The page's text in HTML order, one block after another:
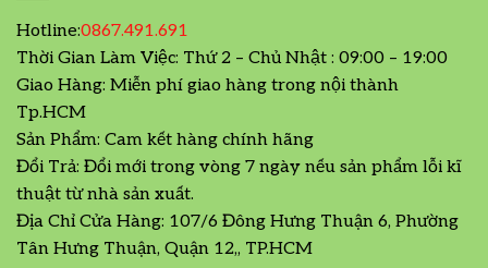
Hotline:0867.491.691
Thời Gian Làm Việc: Thứ 2 – Chủ Nhật : 09:00 – 19:00
Giao Hàng: Miễn phí giao hàng trong nội thành
Tp.HCM
Sản Phẩm: Cam kết hàng chính hãng
Đổi Trả: Đổi mới trong vòng 7 ngày nếu sản phẩm lỗi kĩ
thuật từ nhà sản xuất.
Địa Chỉ Cửa Hàng: 107/6 Đông Hưng Thuận 6, Phường
Tân Hưng Thuận, Quận 12,, TP.HCM